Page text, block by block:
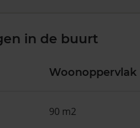
in de buurt
Woonoppervlak
90 m2